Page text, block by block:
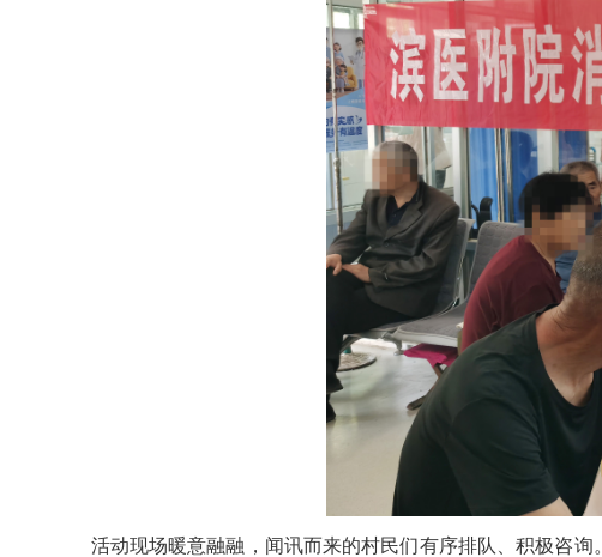
活动现场暖意融融，闻讯而来的村民们有序排队、积极咨